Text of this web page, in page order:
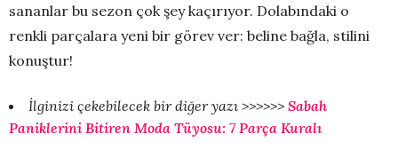
sananlar bu sezon çok şey kaçırıyor. Dolabındaki o
renkli parçalara yeni bir görev ver: beline bağla, stilini
konuştur!
İlginizi çekebilecek bir diğer yazı >>>>>> Sabah
Paniklerini Bitiren Moda Tüyosu: 7 Parça Kuralı